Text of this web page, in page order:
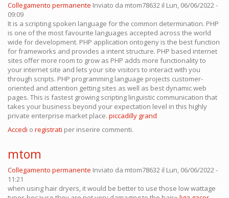
Collegamento permanente Inviato da mtom78632 il Lun, 06/06/2022 -
09:09
It is a scripting spoken language for the common determination. PHP
is one of the most favourite languages accepted across the world
wide for development. PHP application ontogeny is the best function
for frameworks and provides a intent structure. PHP based internet
sites offer more room to grow as PHP adds more functionality to
your internet site and lets your site visitors to interact with you
through scripts. PHP programming language projects customer-
oriented and attention getting sites as well as best dynamic web
pages. This is fastest growing scripting linguistic communication that
takes your business beyond your expectation level in this highly
private enterprise market place. piccadilly grand
Accedi o registrati per inserire commenti.
mtom
Collegamento permanente Inviato da mtom78632 il Lun, 06/06/2022 -
11:21
when using hair dryers, it would be better to use those low wattage